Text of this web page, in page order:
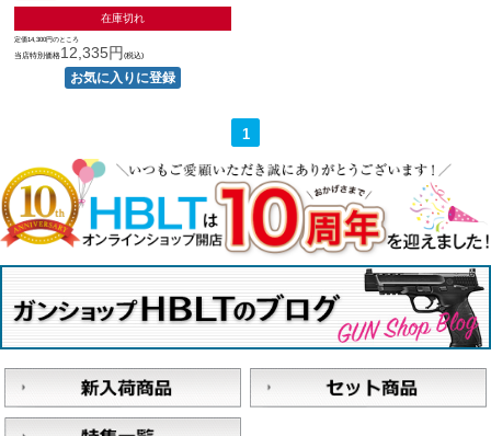
在庫切れ
定価14,300円のところ
当店特別価格12,335円(税込)
1